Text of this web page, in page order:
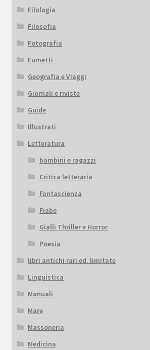
Filologia
Filosofia
Fotografia
Fumetti
Geografia e Viaggi
Giornali e riviste
Guide
Illustrati
Letteratura
bambini e ragazzi
Critica letteraria
Fantascienza
Fiabe
Gialli Thriller e Horror
Poesia
libri antichi rari ed. limitate
Linguistica
Manuali
Mare
Massoneria
Medicina